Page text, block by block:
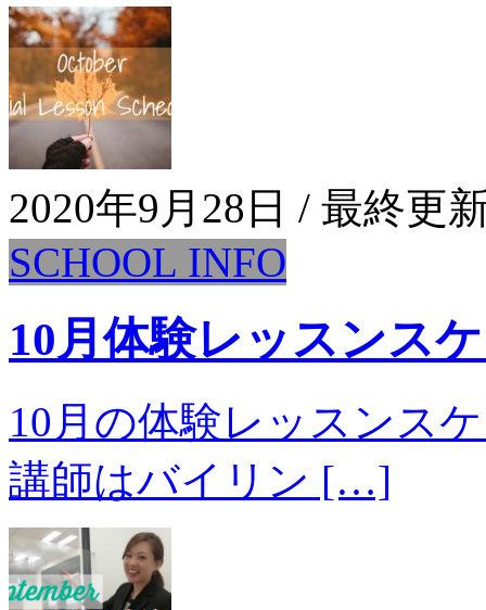
2020年9月28日 / 最終更
SCHOOL INFO
10月体験レッスンス
10月の体験レッスンス
講師はバイリン […]